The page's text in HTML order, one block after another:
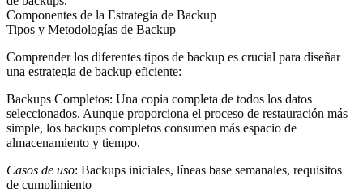
Componentes de la Estrategia de Backup
Tipos y Metodologías de Backup
Comprender los diferentes tipos de backup es crucial para diseñar
una estrategia de backup eficiente:
Backups Completos: Una copia completa de todos los datos
seleccionados. Aunque proporciona el proceso de restauración más
simple, los backups completos consumen más espacio de
almacenamiento y tiempo.
Casos de uso: Backups iniciales, líneas base semanales, requisitos
de cumplimiento